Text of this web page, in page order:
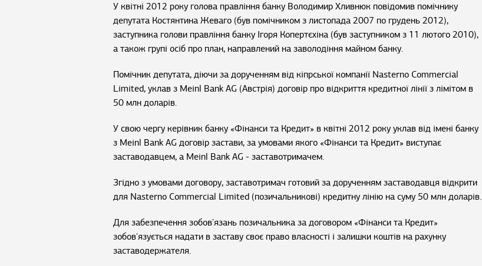
У квітні 2012 року голова правління банку Володимир Хливнюк повідомив помічнику
депутата Костянтина Жеваго (був помічником з листопада 2007 по грудень 2012),
заступника голови правління банку Ігоря Копертєхіна (був заступником з 11 лютого 2010),
а також групі осіб про план, направлений на заволодіння майном банку.
Помічник депутата, діючи за дорученням від кіпрської компанії Nasterno Commercial
Limited, уклав з Meinl Bank AG (Австрія) договір про відкриття кредитної лінії з лімітом в
50 млн доларів.
У свою чергу керівник банку «Фінанси та Кредит» в квітні 2012 року уклав від імені банку
з Meinl Bank AG договір застави, за умовами якого «Фінанси та Кредит» виступає
заставодавцем, а Meinl Bank AG - заставотримачем.
Згідно з умовами договору, заставотримач готовий за дорученням заставодавця відкрити
для Nasterno Commercial Limited (позичальникові) кредитну лінію на суму 50 млн доларів.
Для забезпечення зобов'язань позичальника за договором «Фінанси та Кредит»
зобов'язується надати в заставу своє право власності і залишки коштів на рахунку
заставодержателя.